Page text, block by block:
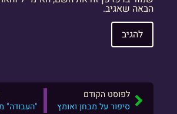
הבאה שאגיב.
לפוסט הקודם
סיפור על מבחן ואומץ